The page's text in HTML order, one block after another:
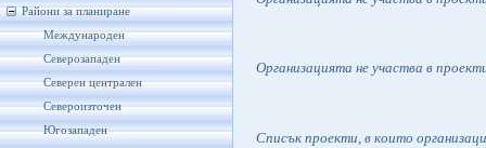
Райони за планиране
Международен
Северозападен
Северен централен
Североизточен
Югозападен
Организацията не участва в
Списък проекти, в които